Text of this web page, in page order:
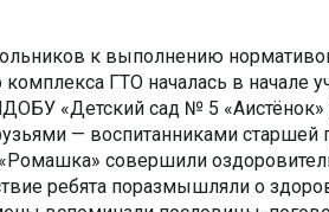
к выполнению
ГТО началась в начале
«Детский сад № 5
— воспитанниками старшей
совершили
ребята поразмышляли о